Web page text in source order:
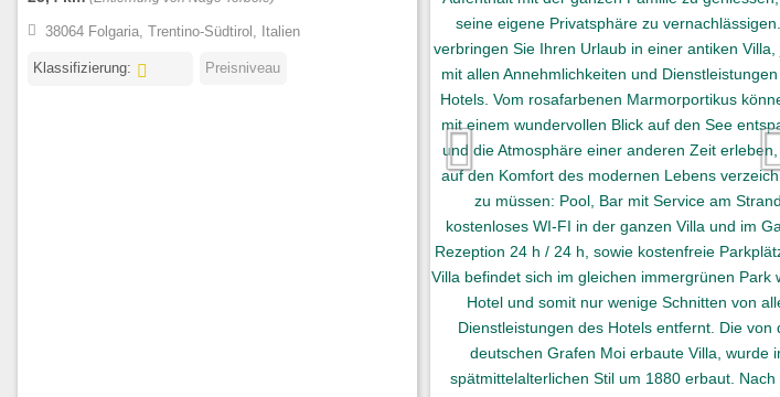
38064 Folgaria, Trentino-Südtirol, Italien
Klassifizierung: Preisniveau